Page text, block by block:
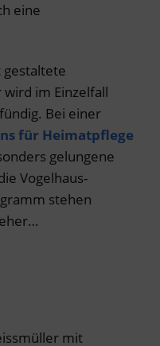
eine
gestaltete
im Einzelfall
Bei einer
für Heimatpflege
gelungene
Vogelhaus-
stehen
mit